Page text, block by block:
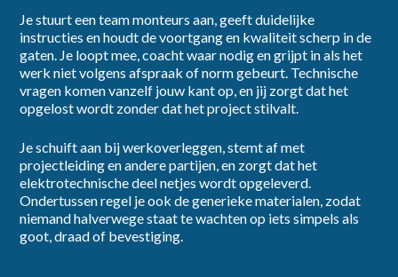
Je stuurt een team monteurs aan, geeft duidelijke
instructies en houdt de voortgang en kwaliteit scherp in de
gaten. Je loopt mee, coacht waar nodig en grijpt in als het
werk niet volgens afspraak of norm gebeurt. Technische
vragen komen vanzelf jouw kant op, en jij zorgt dat het
opgelost wordt zonder dat het project stilvalt.
Je schuift aan bij werkoverleggen, stemt af met
projectleiding en andere partijen, en zorgt dat het
elektrotechnische deel netjes wordt opgeleverd.
Ondertussen regel je ook de generieke materialen, zodat
niemand halverwege staat te wachten op iets simpels als
goot, draad of bevestiging.
Ik ga akkoord met hetprivacybeleid